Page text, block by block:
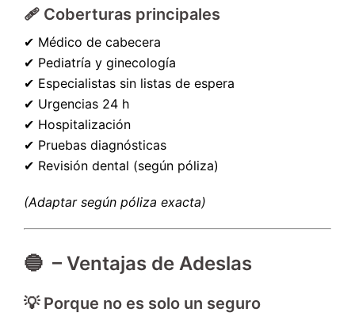
🩹 Coberturas principales
✔ Médico de cabecera
✔ Pediatría y ginecología
✔ Especialistas sin listas de espera
✔ Urgencias 24 h
✔ Hospitalización
✔ Pruebas diagnósticas
✔ Revisión dental (según póliza)
(Adaptar según póliza exacta)
🔵 – Ventajas de Adeslas
💡 Porque no es solo un seguro